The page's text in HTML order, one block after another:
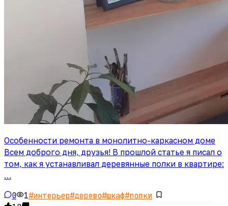
Особенности ремонта в монолитно-каркасном доме
Всем доброго дня, друзья! В прошлой статье я писал о
том, как я устанавливал деревянные полки в квартире:
…
0 1#интерьер#дерево#шкаф#полки